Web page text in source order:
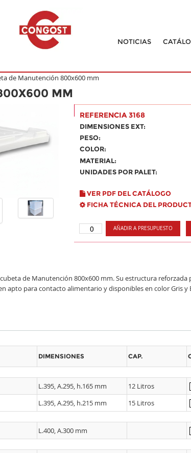
NOTICIAS
de Manutención 800x600 mm
MM
REFERENCIA 3168
DIMENSIONES EXT:
PESO:
COLOR:
MATERIAL:
UNIDADES POR PALET:
VER PDF DEL CATÁLOGO
FICHA TÉCNICA DEL
AÑADIR A PRESUPUESTO
de Manutención 800x600 mm. Su estructura
apto para contacto alimentario y disponibles en color Gris
DIMENSIONES CAP.
L.395, A.295, h.165 mm 12 Litros
L.395, A.295, h.215 mm 15 Litros
L.400, A.300 mm